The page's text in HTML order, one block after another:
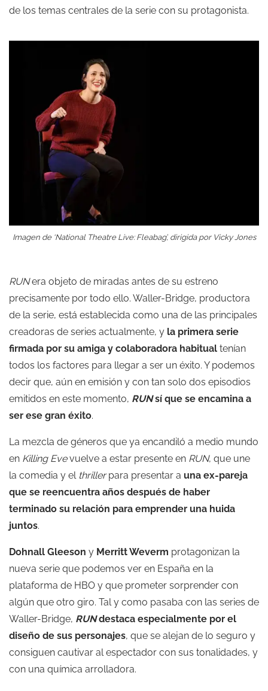
de los temas centrales de la serie con su protagonista.
Imagen de ‘National Theatre Live: Fleabag’, dirigida por Vicky Jones
RUNera objeto de miradas antes de su estreno
precisamente por todo ello. Waller-Bridge, productora
de la serie, está establecida como una de las principales
creadoras de series actualmente, y la primera serie
firmada por su amiga y colaboradora habitual tenían
todos los factores para llegar a ser un éxito. Y podemos
decir que, aún en emisión y con tan solo dos episodios
emitidos en este momento, RUNsí que se encamina a
ser ese gran éxito.
La mezcla de géneros que ya encandiló a medio mundo
en Killing Evevuelve a estar presente en RUN, que une
la comedia y el thrillerpara presentar a una ex-pareja
que se reencuentra años después de haber
terminado su relación para emprender una huida
juntos.
Dohnall Gleeson y Merritt Weverm protagonizan la
nueva serie que podemos ver en España en la
plataforma de HBO y que prometer sorprender con
algún que otro giro. Tal y como pasaba con las series de
Waller-Bridge, RUNdestaca especialmente por el
diseño de sus personajes, que se alejan de lo seguro y
consiguen cautivar al espectador con sus tonalidades, y
con una química arrolladora.